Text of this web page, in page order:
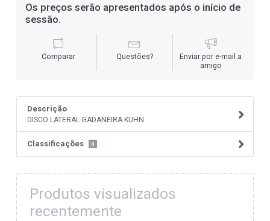
Os preços serão apresentados após o início de
sessão.
Comparar Questões?
Enviar por e-mail a
amigo
Descrição
DISCO LATERAL GADANEIRA KUHN
Classificações 0
Produtos visualizados
recentemente